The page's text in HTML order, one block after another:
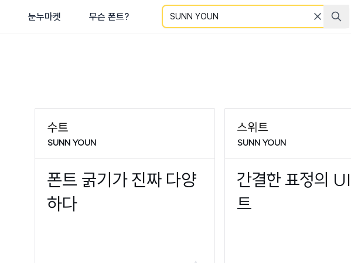
눈누마켓 무슨 폰트?
검색
SUNN YOUN SUNN YOUN